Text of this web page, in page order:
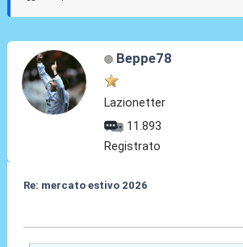
Beppe78
Lazionetter
11.893
Registrato
Re: mercato estivo 2026